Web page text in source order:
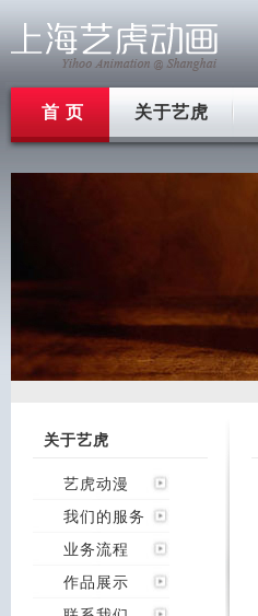
首 页 关于艺虎
关于艺虎
艺虎动漫
我们的服务
业务流程
作品展示